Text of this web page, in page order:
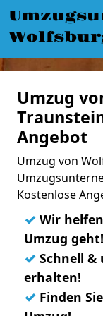
Umzug
Angebot
Umzug von
Kostenlose
✓ Wir
Umzug geht!
✓ Schnell
erhalten!
✓ Finden